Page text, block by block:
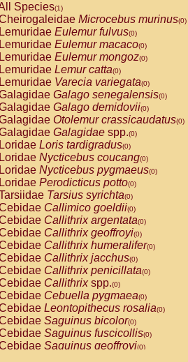
Species(1)
Microcebus murinus(0)
Lemuridae Eulemur fulvus(0)
Lemuridae Eulemur macaco(0)
Lemuridae Eulemur mongoz(0)
Lemuridae Lemur catta(0)
Lemuridae Varecia variegata(0)
Galago senegalensis(0)
Galago demidovii(0)
Otolemur crassicaudatus(0)
Galagidae spp.(0)
Loridae Loris tardigradus(0)
Loridae Nycticebus coucang(0)
Loridae Nycticebus pygmaeus(0)
Loridae Perodicticus potto(0)
Tarsius syrichta(0)
Callimico goeldii(0)
Callithrix argentata(0)
Callithrix geoffroyi(0)
Callithrix humeralifer(0)
Callithrix jacchus(0)
Callithrix penicillata(0)
Callithrixspp.(0)
Cebuella pygmaea(0)
Leontopithecus rosalia(0)
Saguinus bicolor(0)
Saguinus fuscicollis(0)
Saguinus geoffroyi(0)